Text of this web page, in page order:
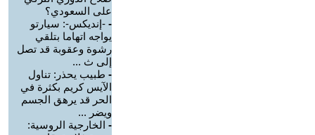
على السعودي؟
- -إنديكس-: سيارتو
يواجه اتهاما بتلقي
رشوة وعقوبة قد تصل
إلى ث ...
- طبيب يحذر: تناول
الآيس كريم بكثرة في
الحر قد يرهق الجسم
ويضر ...
- الخارجية الروسية: